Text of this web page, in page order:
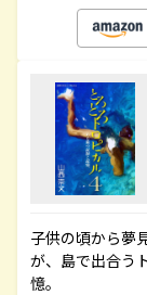
子供の頃から夢
が、島で出合う
憶。